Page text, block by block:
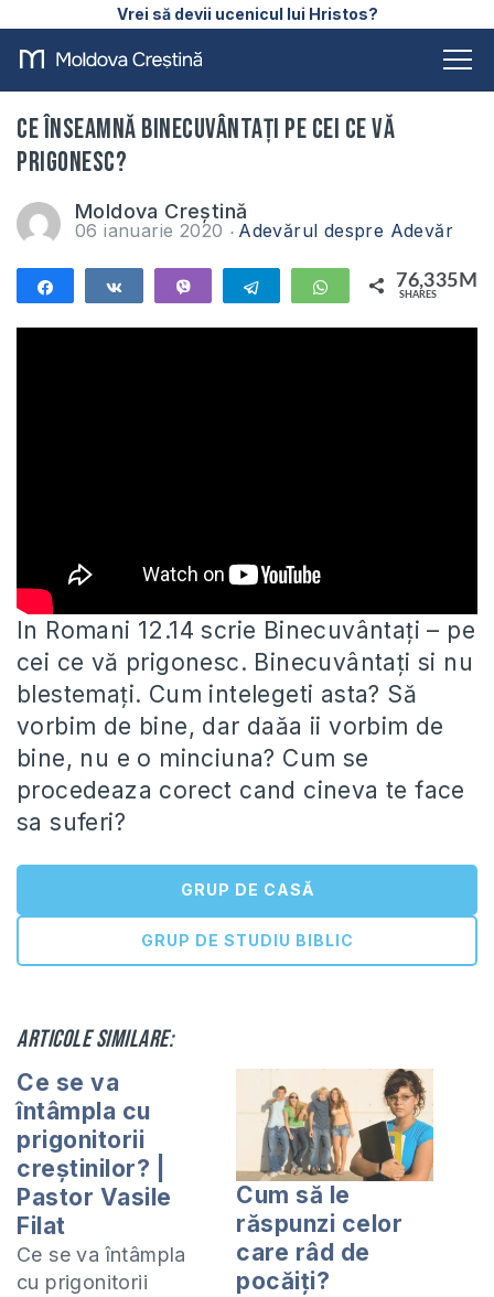
Vrei să devii ucenicul lui Hristos?
Ce înseamnă binecuvântați pe cei ce vă
prigonesc?
Moldova Creștină
06 ianuarie 2020 Adevărul despre Adevăr
Share Share Telegram WhatsApp76,335M
SHARES
In Romani 12.14 scrie Binecuvântați – pe
cei ce vă prigonesc. Binecuvântați si nu
blestemați. Cum intelegeti asta? Să
vorbim de bine, dar daăa ii vorbim de
bine, nu e o minciuna? Cum se
procedeaza corect cand cineva te face
sa suferi?
GRUP DE CASĂ
GRUP DE STUDIU BIBLIC
Articole similare:
Ce se va
întâmpla cu
prigonitorii
creștinilor? |
Pastor Vasile
Filat
Ce se va întâmpla
cu prigonitorii
Cum să le
răspunzi celor
care râd de
pocăiţi?